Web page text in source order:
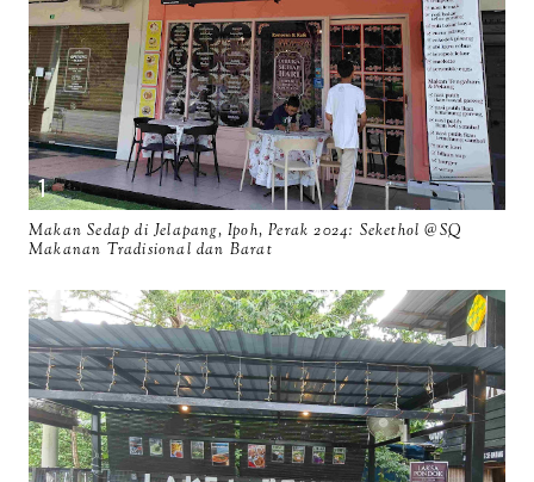
Makan Sedap di Jelapang, Ipoh, Perak 2024: Sekethol @SQ
Makanan Tradisional dan Barat